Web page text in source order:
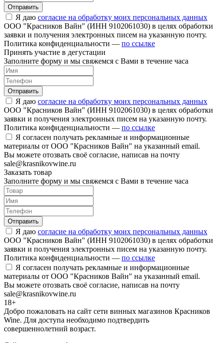
Отправить
Я даю согласие на обработку моих персональных данных
ООО "Красников Вайн" (ИНН 9102061030) в целях обработки
заявки и получения электронных писем на указанную почту.
Политика конфиденциальности — по ссылке
Принять участие в дегустации
Заполните форму и мы свяжемся с Вами в течение часа
Отправить
Я даю согласие на обработку моих персональных данных
ООО "Красников Вайн" (ИНН 9102061030) в целях обработки
заявки и получения электронных писем на указанную почту.
Политика конфиденциальности — по ссылке
Я согласен получать рекламные и информационные
материалы от ООО "Красников Вайн" на указанный email.
Вы можете отозвать своё согласие, написав на почту
sale@krasnikovwine.ru
Заказать товар
Заполните форму и мы свяжемся с Вами в течение часа
Отправить
Я даю согласие на обработку моих персональных данных
ООО "Красников Вайн" (ИНН 9102061030) в целях обработки
заявки и получения электронных писем на указанную почту.
Политика конфиденциальности — по ссылке
Я согласен получать рекламные и информационные
материалы от ООО "Красников Вайн" на указанный email.
Вы можете отозвать своё согласие, написав на почту
sale@krasnikovwine.ru
18+
Добро пожаловать на сайт сети винных магазинов Красников
Wine. Для доступа необходимо подтвердить
совершеннолетний возраст.